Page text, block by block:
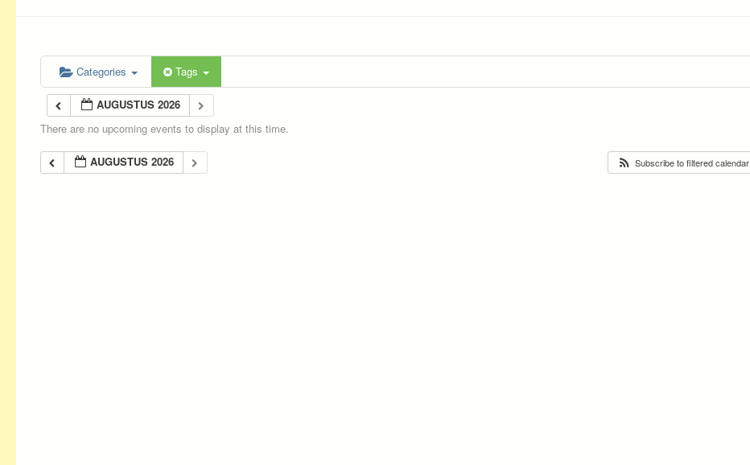
Categories Tags
AUGUSTUS 2026
There are no upcoming events to display at this time.
AUGUSTUS 2026 Subscribe to filtered calendar